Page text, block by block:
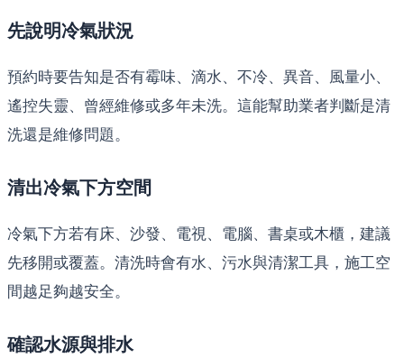
先說明冷氣狀況
預約時要告知是否有霉味、滴水、不冷、異音、風量小、
遙控失靈、曾經維修或多年未洗。這能幫助業者判斷是清
洗還是維修問題。
清出冷氣下方空間
冷氣下方若有床、沙發、電視、電腦、書桌或木櫃，建議
先移開或覆蓋。清洗時會有水、污水與清潔工具，施工空
間越足夠越安全。
確認水源與排水